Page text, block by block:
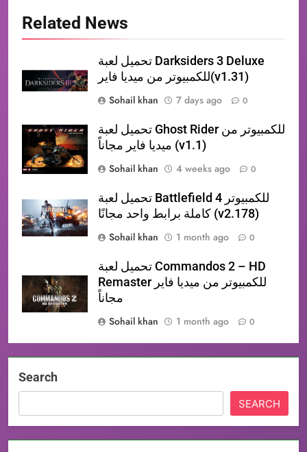
Related News
تحميل لعبة Darksiders 3 Deluxe
للكمبيوتر من ميديا فاير(v1.31)
Sohail khan
7 days ago 0
تحميل لعبة Ghost Rider للكمبيوتر من
ميديا فاير مجاناً (v1.1)
Sohail khan
4 weeks ago 0
تحميل لعبة Battlefield 4 للكمبيوتر
كاملة برابط واحد مجانًا (v2.178)
Sohail khan
1 month ago 0
تحميل لعبة Commandos 2 – HD
Remaster للكمبيوتر من ميديا فاير
مجاناً
Sohail khan
1 month ago 0
Search
SEARCH